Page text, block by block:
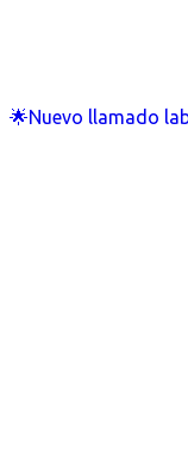
🌟Nuevo llamado